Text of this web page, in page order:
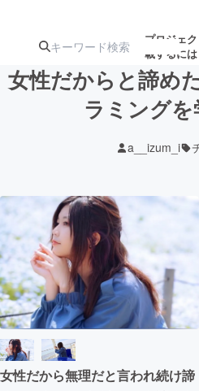
プロジェ
載するには
ジェクト
アート・写真
テクノロジー・ガジェ
映像・映画
女性だからと諦め
ラミング
a__izum_i
女性だから無理だと言われ続け諦